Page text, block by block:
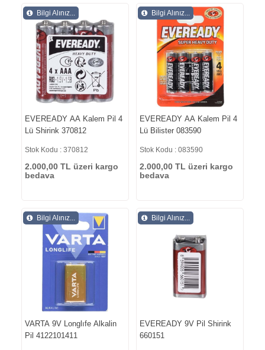
Bilgi Alınız...
EVEREADY AA Kalem Pil 4
Lü Shirink 370812
Stok Kodu : 370812
2.000,00 TL üzeri kargo
bedava
Bilgi Alınız...
EVEREADY AA Kalem Pil 4
Lü Bilister 083590
Stok Kodu : 083590
2.000,00 TL üzeri kargo
bedava
Bilgi Alınız...
VARTA 9V Longlıfe Alkalin
Pil 4122101411
Bilgi Alınız...
EVEREADY 9V Pil Shirink
660151